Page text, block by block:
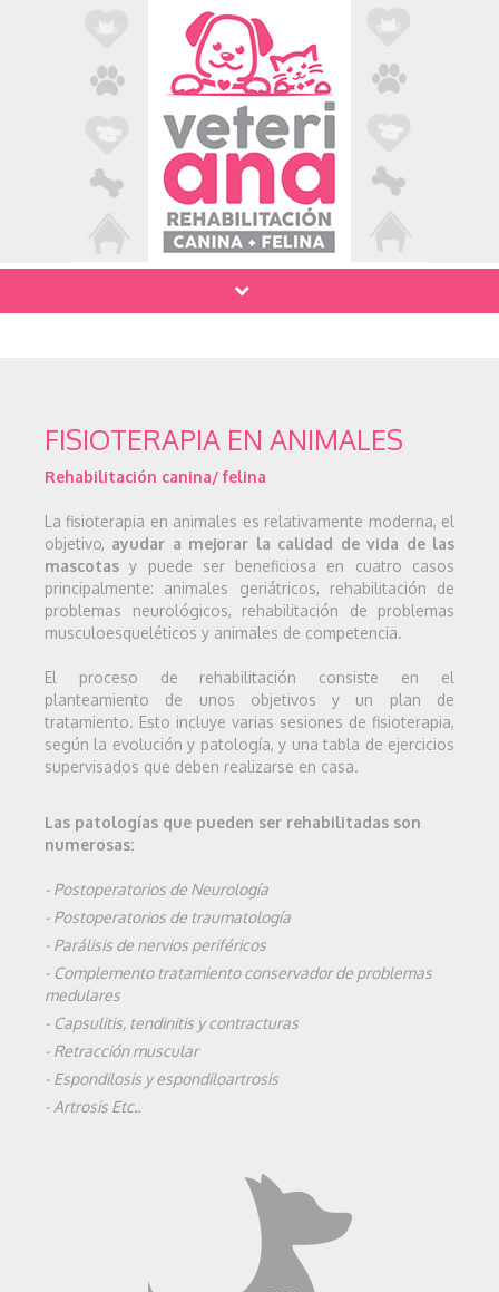
FISIOTERAPIA EN ANIMALES
Rehabilitación canina/ felina
La fisioterapia en animales es relativamente moderna, el
objetivo, ayudar a mejorar la calidad de vida de las
mascotas y puede ser beneficiosa en cuatro casos
principalmente: animales geriátricos, rehabilitación de
problemas neurológicos, rehabilitación de problemas
musculoesqueléticos y animales de competencia.
El proceso de rehabilitación consiste en el
planteamiento de unos objetivos y un plan de
tratamiento. Esto incluye varias sesiones de fisioterapia,
según la evolución y patología, y una tabla de ejercicios
supervisados que deben realizarse en casa.
Las patologías que pueden ser rehabilitadas son
numerosas:
- Postoperatorios de Neurología
- Postoperatorios de traumatología
- Parálisis de nervios periféricos
- Complemento tratamiento conservador de problemas
medulares
- Capsulitis, tendinitis y contracturas
- Retracción muscular
- Espondilosis y espondiloartrosis
- Artrosis Etc..